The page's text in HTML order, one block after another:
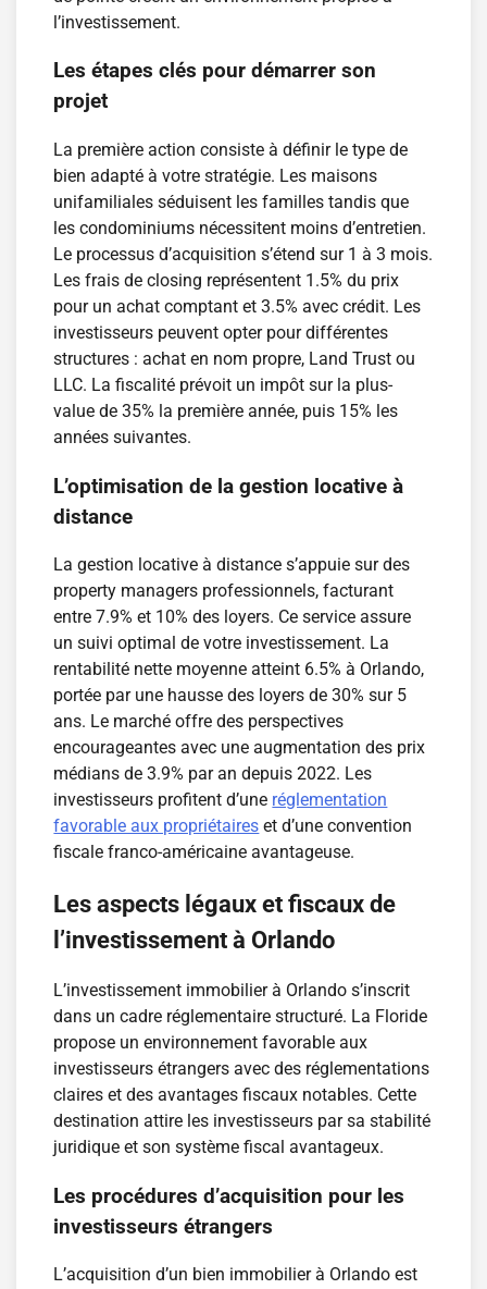
l’investissement.
Les étapes clés pour démarrer son
projet
La première action consiste à définir le type de
bien adapté à votre stratégie. Les maisons
unifamiliales séduisent les familles tandis que
les condominiums nécessitent moins d’entretien.
Le processus d’acquisition s’étend sur 1 à 3 mois.
Les frais de closing représentent 1.5% du prix
pour un achat comptant et 3.5% avec crédit. Les
investisseurs peuvent opter pour différentes
structures : achat en nom propre, Land Trust ou
LLC. La fiscalité prévoit un impôt sur la plus-
value de 35% la première année, puis 15% les
années suivantes.
L’optimisation de la gestion locative à
distance
La gestion locative à distance s’appuie sur des
property managers professionnels, facturant
entre 7.9% et 10% des loyers. Ce service assure
un suivi optimal de votre investissement. La
rentabilité nette moyenne atteint 6.5% à Orlando,
portée par une hausse des loyers de 30% sur 5
ans. Le marché offre des perspectives
encourageantes avec une augmentation des prix
médians de 3.9% par an depuis 2022. Les
investisseurs profitent d’une réglementation
favorable aux propriétaires et d’une convention
fiscale franco-américaine avantageuse.
Les aspects légaux et fiscaux de
l’investissement à Orlando
L’investissement immobilier à Orlando s’inscrit
dans un cadre réglementaire structuré. La Floride
propose un environnement favorable aux
investisseurs étrangers avec des réglementations
claires et des avantages fiscaux notables. Cette
destination attire les investisseurs par sa stabilité
juridique et son système fiscal avantageux.
Les procédures d’acquisition pour les
investisseurs étrangers
L’acquisition d’un bien immobilier à Orlando est